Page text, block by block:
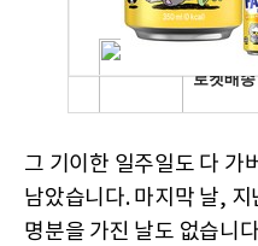
그 기이한 일주일도 다 가
남았습니다. 마지막 날,
명분을 가진 날도 없습니